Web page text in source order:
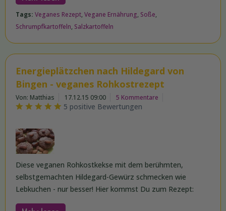
Tags: Veganes Rezept, Vegane Ernährung, Soße,
Schrumpfkartoffeln, Salzkartoffeln
Energieplätzchen nach Hildegard von
Bingen - veganes Rohkostrezept
Von: Matthias 17.12.15 09:00 5 Kommentare
5 positive Bewertungen
Diese veganen Rohkostkekse mit dem berühmten,
selbstgemachten Hildegard-Gewürz schmecken wie
Lebkuchen - nur besser! Hier kommst Du zum Rezept: